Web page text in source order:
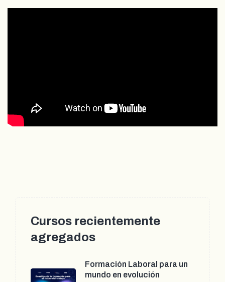
Cursos recientemente
agregados
Formación Laboral para un
mundo en evolución